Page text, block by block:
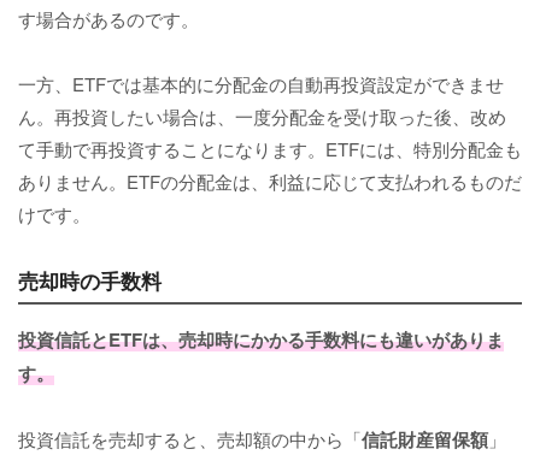
す場合があるのです。
一方、ETFでは基本的に分配金の自動再投資設定ができませ
ん。再投資したい場合は、一度分配金を受け取った後、改め
て手動で再投資することになります。ETFには、特別分配金も
ありません。ETFの分配金は、利益に応じて支払われるものだ
けです。
売却時の手数料
投資信託とETFは、売却時にかかる手数料にも違いがありま
す。
投資信託を売却すると、売却額の中から「信託財産留保額 」